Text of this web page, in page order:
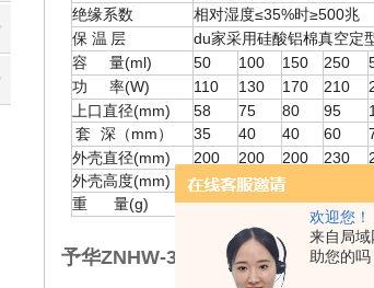
欢迎您！
来自局
助您的吗
绝缘系数
相对湿度≤35%时≥500兆
保 温 层
du家采用硅酸铝棉真空定
容 量(ml) 50 100 150 250
功 率(W) 110 130 170 210
上口直径(mm)
58 75 80 95
套 深（ mm ） 35 40 40 60
外壳直径(mm)
200 200 200 230
外壳高度(mm)
140 140 140
重 量(g) 1100 1200 1200 1300
予华ZNHW-30000ml（30L）智能数